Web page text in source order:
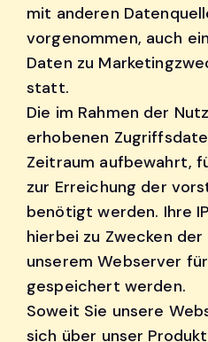
mit anderen
vorgenommen, auch
Daten zu
statt.
Die im Rahmen der
erhobenen
Zeitraum aufbewahrt,
zur Erreichung der
benötigt werden. Ihre
hierbei zu Zwecken
unserem Webserver
gespeichert werden.
Soweit Sie unsere
sich über unser